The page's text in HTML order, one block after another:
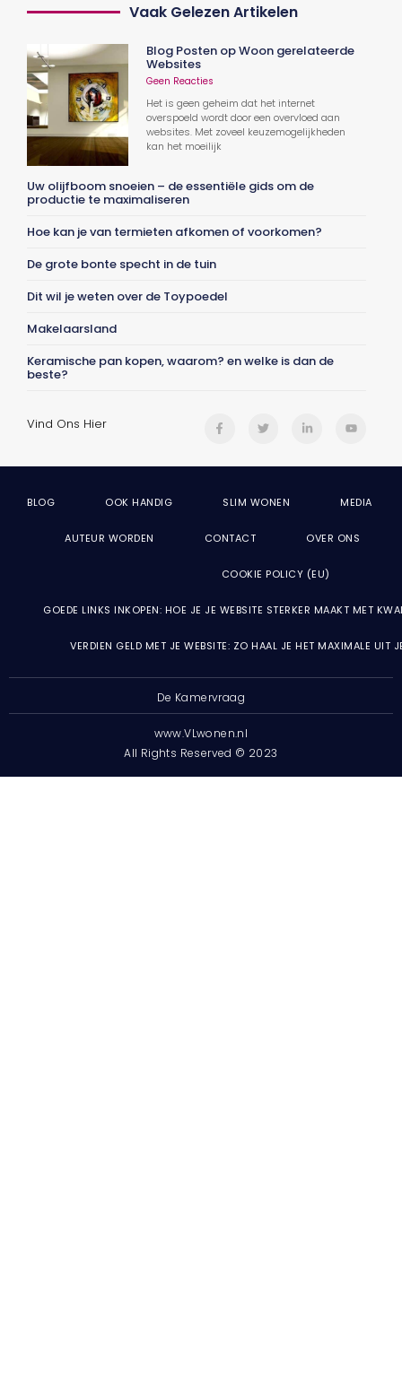
Vaak Gelezen Artikelen
Blog Posten op Woon gerelateerde
Websites
Geen Reacties
Het is geen geheim dat het internet
overspoeld wordt door een overvloed aan
websites. Met zoveel keuzemogelijkheden
kan het moeilijk
Uw olijfboom snoeien – de essentiële gids om de
productie te maximaliseren
Hoe kan je van termieten afkomen of voorkomen?
De grote bonte specht in de tuin
Dit wil je weten over de Toypoedel
Makelaarsland
Keramische pan kopen, waarom? en welke is dan de
beste?
Vind Ons Hier
BLOG OOK HANDIG SLIM WONEN MEDIA
AUTEUR WORDEN CONTACT OVER ONS
COOKIE POLICY (EU)
GOEDE LINKS INKOPEN: HOE JE JE WEBSITE STERKER MAAKT MET
VERDIEN GELD MET JE WEBSITE: ZO HAAL JE HET MAXIMALE UIT
De Kamervraag
www.VLwonen.nl
All Rights Reserved © 2023